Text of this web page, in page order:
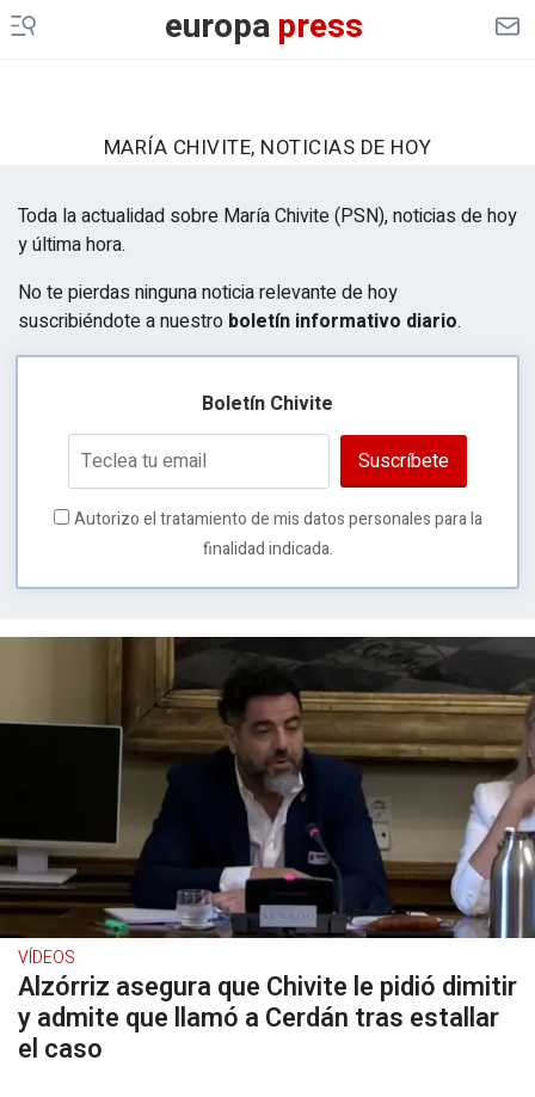
europapress
MARÍA CHIVITE, NOTICIAS DE HOY
Toda la actualidad sobre María Chivite (PSN), noticias de hoy
y última hora.
No te pierdas ninguna noticia relevante de hoy
suscribiéndote a nuestro boletín informativo diario.
Boletín Chivite
Suscríbete
Autorizo el tratamiento de mis datos personales para la
finalidad indicada.
VÍDEOS
Alzórriz asegura que Chivite le pidió dimitir
y admite que llamó a Cerdán tras estallar
el caso